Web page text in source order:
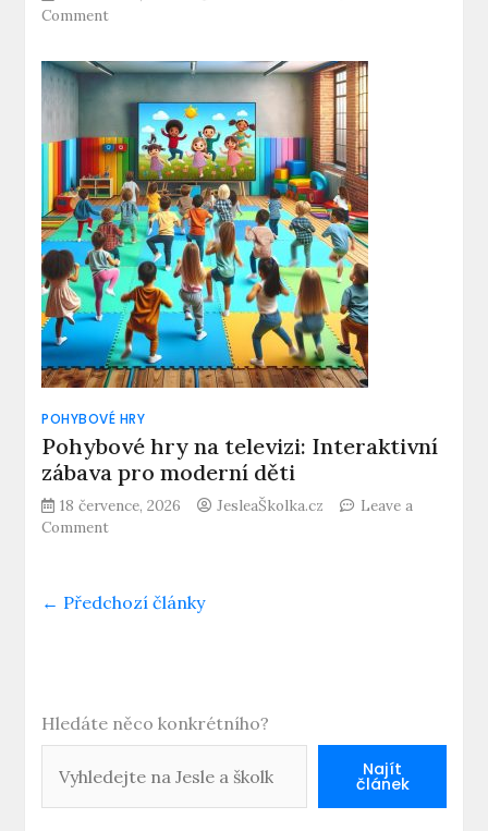
Commenton
se
speciálními
potřebami
MŠ:
Průvodce
inkluzivním
vzděláváním
POHYBOVÉ HRY
Pohybové hry na televizi: Interaktivní
zábava pro moderní děti
18 července, 2026 JesleaŠkolka.cz
Leave a
Commenton
na
televizi:
děti
← Předchozí články
Hledáte něco konkrétního?
Najít
článek